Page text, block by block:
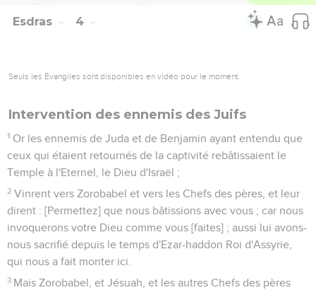
Esdras 4
Seuls les Évangiles sont disponibles en vidéo pour le moment.
Intervention des ennemis des Juifs
1 Or les ennemis de Juda et de Benjamin ayant entendu que
ceux qui étaient retournés de la captivité rebâtissaient le
Temple à l'Eternel, le Dieu d'Israël ;
2 Vinrent vers Zorobabel et vers les Chefs des pères, et leur
dirent : [Permettez] que nous bâtissions avec vous ; car nous
invoquerons votre Dieu comme vous [faites] ; aussi lui avons-
nous sacrifié depuis le temps d'Ezar-haddon Roi d'Assyrie,
qui nous a fait monter ici.
3 Mais Zorobabel, et Jésuah, et les autres Chefs des pères